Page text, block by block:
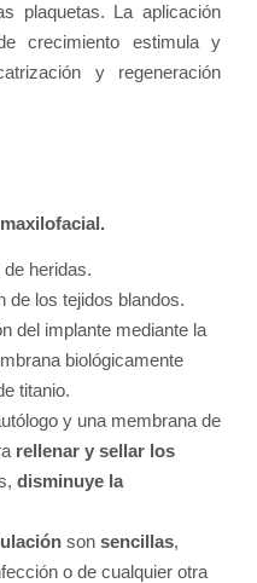
plaquetas. La aplicación
crecimiento estimula y
y regeneración
de heridas.
de los tejidos blandos.
del implante mediante la
biológicamente
titanio.
y una membrana de
rellenar y sellar los
disminuye la
son sencillas,
o de cualquier otra